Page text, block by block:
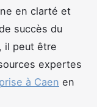
en clarté et
succès du
il peut être
expertes
à Caen en